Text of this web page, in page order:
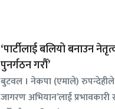
‘पार्टीलाई बलियो बनाउन
पुनर्गठन गरौँ’
बुटवल । नेकपा (एमाले) रुपन्देहीले
जागरण अभियान’लाई